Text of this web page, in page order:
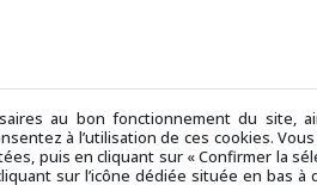
au bon fonctionnement du site,
à l’utilisation de ces cookies.
puis en cliquant sur « Confirmer la
sur l’icône dédiée située en bas à